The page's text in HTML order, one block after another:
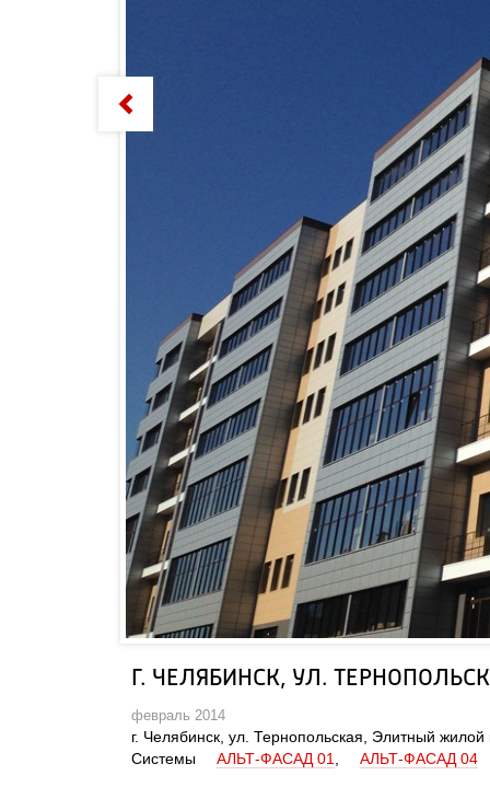
Г. ЧЕЛЯБИНСК, УЛ.
февраль 2014
г. Челябинск, ул. Тернопольская, Элитный жилой
Системы
АЛЬТ-ФАСАД 01 АЛЬТ-ФАСАД 04